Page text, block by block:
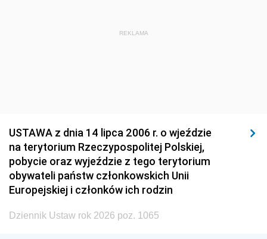
REKLAMA
USTAWA z dnia 14 lipca 2006 r. o wjeździe
na terytorium Rzeczypospolitej Polskiej,
pobycie oraz wyjeździe z tego terytorium
obywateli państw członkowskich Unii
Europejskiej i członków ich rodzin
Dziennik Ustaw rok 2026 poz. 1065